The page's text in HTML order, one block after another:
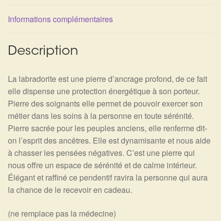
Panier
Informations complémentaires
Description
La labradorite est une pierre d’ancrage profond, de ce fait
elle dispense une protection énergétique à son porteur.
Pierre des soignants elle permet de pouvoir exercer son
métier dans les soins à la personne en toute sérénité.
Pierre sacrée pour les peuples anciens, elle renferme dit-
on l’esprit des ancêtres. Elle est dynamisante et nous aide
à chasser les pensées négatives. C’est une pierre qui
nous offre un espace de sérénité et de calme intérieur.
Élégant et raffiné ce pendentif ravira la personne qui aura
la chance de le recevoir en cadeau.
(ne remplace pas la médecine)